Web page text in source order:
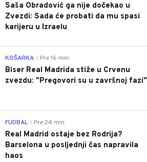
Saša Obradović ga nije dočekao u
Zvezdi: Sada će probati da mu spasi
karijeru u Izraelu
KOŠARKA Pre 16 min
Biser Real Madrida stiže u Crvenu
zvezdu: "Pregovori su u završnoj fazi"
FUDBAL Pre 24 min
Real Madrid ostaje bez Rodrija?
Barselona u posljednji čas napravila
haos